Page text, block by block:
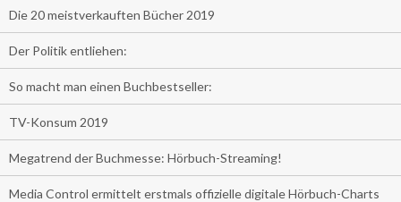
Die 20 meistverkauften Bücher 2019
Der Politik entliehen:
So macht man einen Buchbestseller:
TV-Konsum 2019
Megatrend der Buchmesse: Hörbuch-Streaming!
Media Control ermittelt erstmals offizielle digitale Hörbuch-Charts